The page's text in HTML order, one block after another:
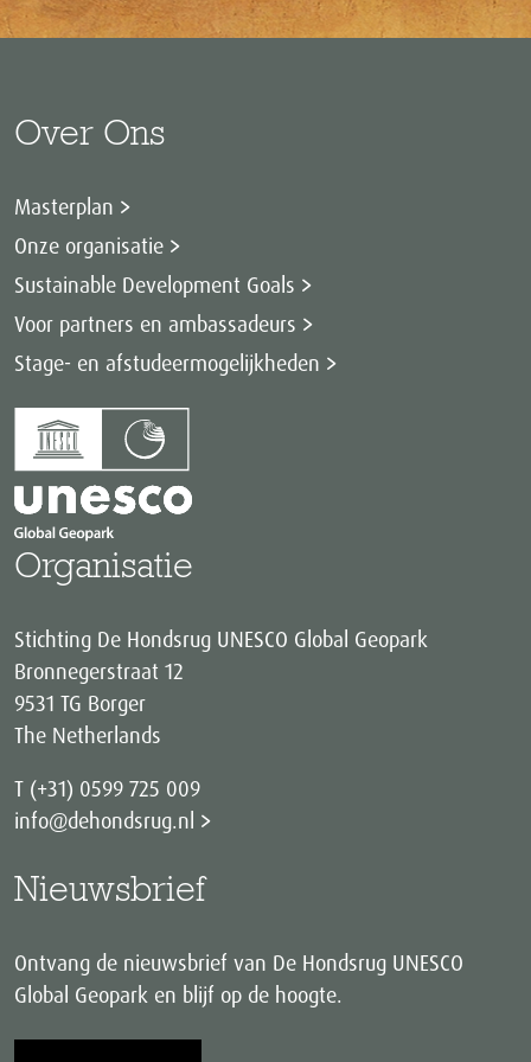
Over Ons
Masterplan
Onze organisatie
Sustainable Development Goals
Voor partners en ambassadeurs
Stage- en afstudeermogelijkheden
Organisatie
Stichting De Hondsrug UNESCO Global Geopark
Bronnegerstraat 12
9531 TG Borger
The Netherlands
T (+31) 0599 725 009
info@dehondsrug.nl
Nieuwsbrief
Ontvang de nieuwsbrief van De Hondsrug UNESCO
Global Geopark en blijf op de hoogte.